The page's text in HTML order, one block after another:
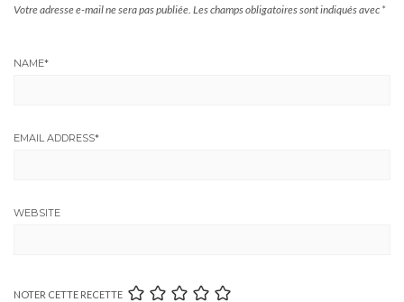
Votre adresse e-mail ne sera pas publiée. Les champs obligatoires sont indiqués avec *
NAME*
EMAIL ADDRESS*
WEBSITE
NOTER CETTE RECETTE